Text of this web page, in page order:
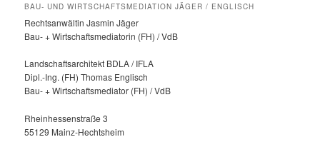
BAU- UND WIRTSCHAFTSMEDIATION JÄGER / ENGLISCH
Rechtsanwältin Jasmin Jäger
Bau- + Wirtschaftsmediatorin (FH) / VdB
Landschaftsarchitekt BDLA / IFLA
Dipl.-Ing. (FH) Thomas Englisch
Bau- + Wirtschaftsmediator (FH) / VdB
Rheinhessenstraße 3
55129 Mainz-Hechtsheim